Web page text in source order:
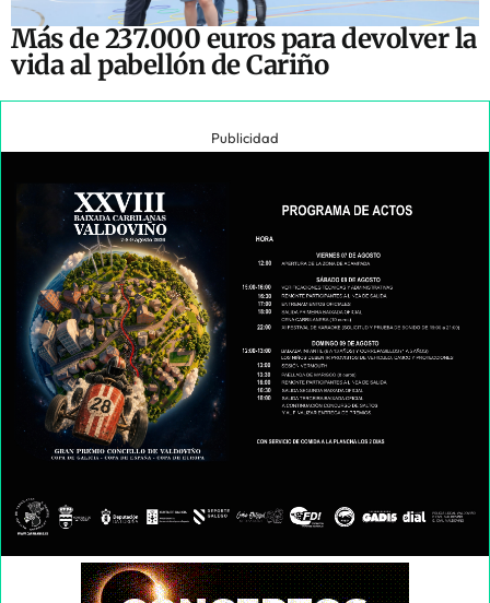
Más de 237.000 euros para devolver la
vida al pabellón de Cariño
Publicidad